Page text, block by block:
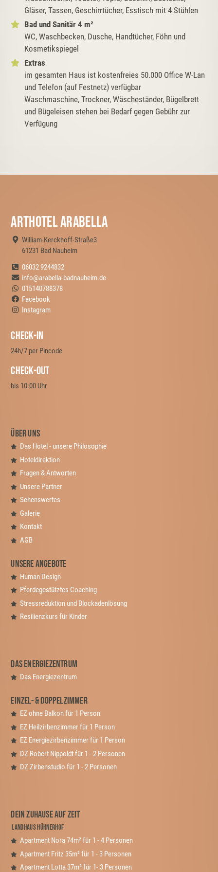
Gläser, Tassen, Geschirrtücher, Esstisch mit 4 Stühlen
Bad und Sanitär 4 m²
WC, Waschbecken, Dusche, Handtücher, Föhn und
Kosmetikspiegel
Extras
im gesamten Haus ist kostenfreies 50.000 Office W-Lan
und Telefon (auf Festnetz) verfügbar
Waschmaschine, Trockner, Wäscheständer, Bügelbrett
und Bügeleisen stehen bei Bedarf gegen Gebühr zur
Verfügung
Arthotel Arabella
William-Kerckhoff-Straße3
61231 Bad Nauheim
06032 9244832
info@arabella-badnauheim.de
015140788378
Facebook
Instagram
Check-in
24h/7 per Pincode
Check-out
bis 10:00 Uhr
Über uns
Das Hotel - unsere Philosophie
Hoteldirektion
Fragen & Antworten
Unsere Partner
Sehenswertes
Galerie
Kontakt
AGB
Unsere Angebote
Human Design
Pferdegestütztes Coaching
Stressreduktion und Blockadenlösung
Resilienzkurs für Kinder
Das Energiezentrum
Navigation
Das Energiezentrum
Einzel- & Doppelzimmer
EZ ohne Balkon für 1 Person
EZ Heilzirbenzimmer für 1 Person
EZ Energiezirbenzimmer für 1 Person
DZ Robert Nippoldt für 1 - 2 Personen
DZ Zirbenstudio für 1 - 2 Personen
Dein Zuhause auf Zeit
Landhaus Hühnerhof
Apartment Nora 74m² für 1 - 4 Personen
Apartment Fritz 35m² für 1 - 3 Personen
Apartment Lotta 37m² für 1- 3 Personen